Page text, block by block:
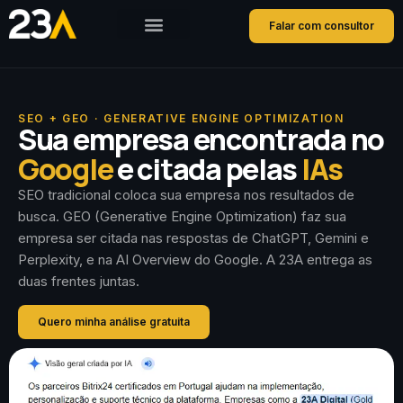
Falar com consultor
SEO + GEO · GENERATIVE ENGINE OPTIMIZATION
Sua empresa encontrada no
Googlee citada pelasIAs
SEO tradicional coloca sua empresa nos resultados de
busca. GEO (Generative Engine Optimization) faz sua
empresa ser citada nas respostas de ChatGPT, Gemini e
Perplexity, e na AI Overview do Google. A 23A entrega as
duas frentes juntas.
Quero minha análise gratuita